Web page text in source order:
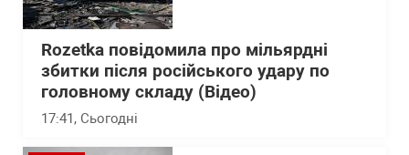
Rozetka повідомила про мільярдні
збитки після російського удару по
головному складу (Відео)
17:41, Сьогодні